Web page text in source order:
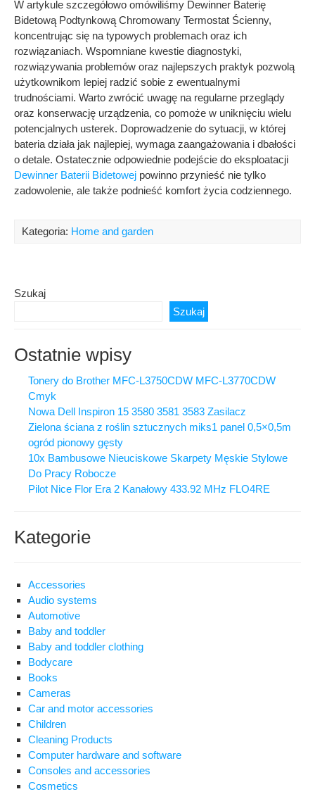
W artykule szczegółowo omówiliśmy Dewinner Baterię
Bidetową Podtynkową Chromowany Termostat Ścienny,
koncentrując się na typowych problemach oraz ich
rozwiązaniach. Wspomniane kwestie diagnostyki,
rozwiązywania problemów oraz najlepszych praktyk pozwolą
użytkownikom lepiej radzić sobie z ewentualnymi
trudnościami. Warto zwrócić uwagę na regularne przeglądy
oraz konserwację urządzenia, co pomoże w uniknięciu wielu
potencjalnych usterek. Doprowadzenie do sytuacji, w której
bateria działa jak najlepiej, wymaga zaangażowania i dbałości
o detale. Ostatecznie odpowiednie podejście do eksploatacji
Dewinner Baterii Bidetowej powinno przynieść nie tylko
zadowolenie, ale także podnieść komfort życia codziennego.
Kategoria: Home and garden
Szukaj
Szukaj
Ostatnie wpisy
Tonery do Brother MFC-L3750CDW MFC-L3770CDW
Cmyk
Nowa Dell Inspiron 15 3580 3581 3583 Zasilacz
Zielona ściana z roślin sztucznych miks1 panel 0,5×0,5m
ogród pionowy gęsty
10x Bambusowe Nieuciskowe Skarpety Męskie Stylowe
Do Pracy Robocze
Pilot Nice Flor Era 2 Kanałowy 433.92 MHz FLO4RE
Kategorie
Accessories
Audio systems
Automotive
Baby and toddler
Baby and toddler clothing
Bodycare
Books
Cameras
Car and motor accessories
Children
Cleaning Products
Computer hardware and software
Consoles and accessories
Cosmetics